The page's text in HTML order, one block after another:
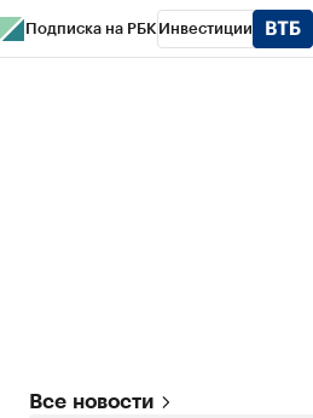
Подписка на РБК Инвестиции
Все новости